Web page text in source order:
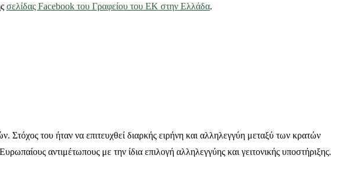
σελίδας Facebook του Γραφείου του ΕΚ στην Ελλάδα.
του ήταν να επιτευχθεί διαρκής ειρήνη και αλληλεγγύη μεταξύ των κρατών
αντιμέτωπους με την ίδια επιλογή αλληλεγγύης και γειτονικής υποστήριξης.